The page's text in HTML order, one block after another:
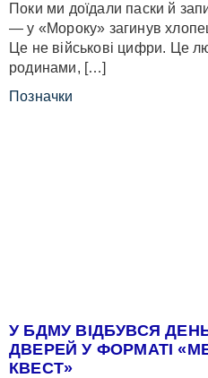
Поки ми доїдали паски й
— у «Мороку» загинув
Це не військові цифри. Це
родинами, […]
Позначки
У БДМУ ВІДБУВСЯ
ДВЕРЕЙ У ФОРМАТІ
КВЕСТ»